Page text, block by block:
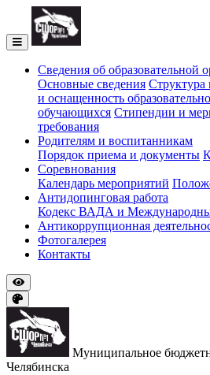
Cведения об образовательной
Основные сведения Структура
и оснащенность
обучающихся Стипендии и
требования
Родителям и воспитанникам
Порядок приема и документы
Соревнования
Календарь мероприятий
Антидопинговая работа
Кодекс ВАДА и
Антикоррупционная
Фотогалерея
Контакты
Муниципальное
Челябинска